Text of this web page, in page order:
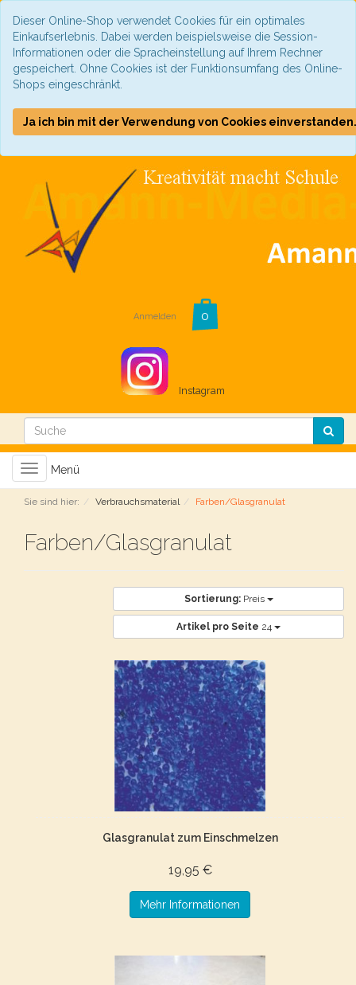
Dieser Online-Shop verwendet Cookies für ein optimales
Einkaufserlebnis. Dabei werden beispielsweise die Session-
Informationen oder die Spracheinstellung auf Ihrem Rechner
gespeichert. Ohne Cookies ist der Funktionsumfang des Online-
Shops eingeschränkt.
Ja ich bin mit der Verwendung von Cookies einverstanden.
Anmelden
Instagram
Toggle
navigation
Menü
Sie sind hier: Verbrauchsmaterial Farben/Glasgranulat
Farben/Glasgranulat
Sortierung: Preis
Artikel pro Seite 24
Glasgranulat zum Einschmelzen
19,95 €
Mehr Informationen